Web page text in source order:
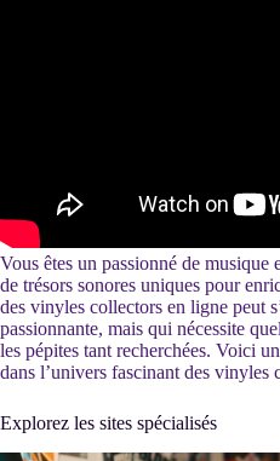
Vous êtes un passionné de musique
de trésors sonores uniques pour
des vinyles collectors en ligne peut
passionnante, mais qui nécessite
les pépites tant recherchées. Voici
dans l’univers fascinant des vinyles
Explorez les sites spécialisés